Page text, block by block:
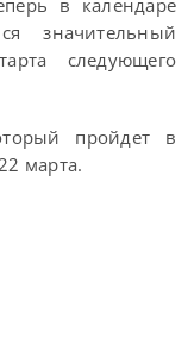
в календаре
значительный
следующего
пройдет в
марта.